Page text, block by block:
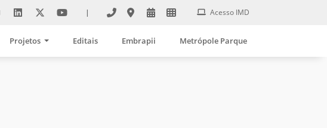
| Acesso IMD
Projetos Editais Embrapii Metrópole Parque